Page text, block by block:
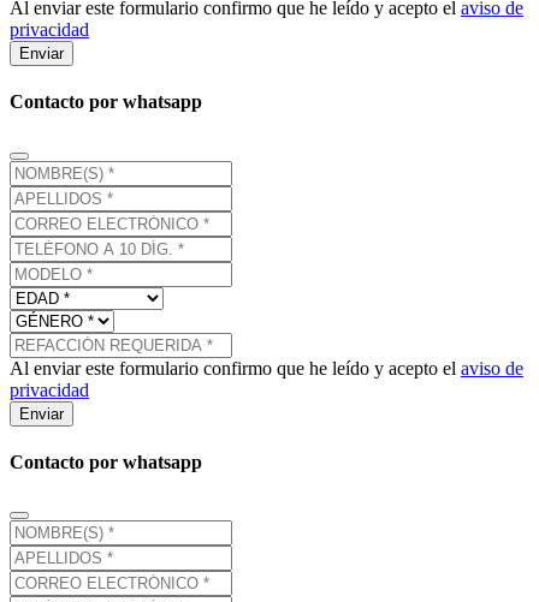
Al enviar este formulario confirmo que he leído y acepto el aviso de
privacidad
Enviar
Contacto por whatsapp
Al enviar este formulario confirmo que he leído y acepto el aviso de
privacidad
Enviar
Contacto por whatsapp